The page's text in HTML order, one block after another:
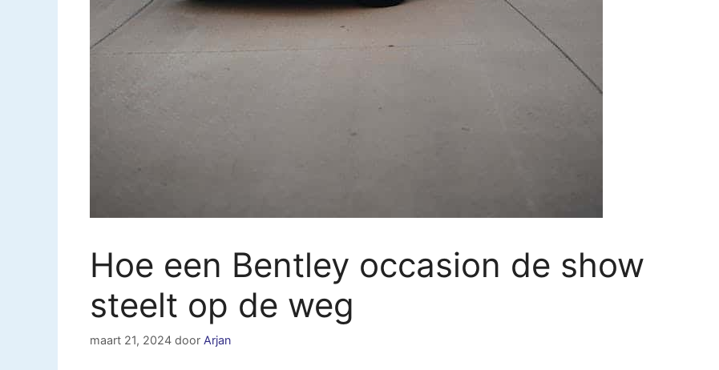
Hoe een Bentley occasion de show
steelt op de weg
maart 21, 2024 door Arjan